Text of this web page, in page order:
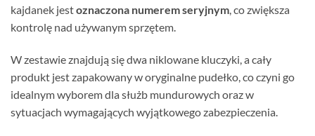
kajdanek jestoznaczona numerem seryjnym, co zwiększa
kontrolę nad używanym sprzętem.
W zestawie znajdują się dwa niklowane kluczyki, a cały
produkt jest zapakowany w oryginalne pudełko, co czyni go
idealnym wyborem dla służb mundurowych oraz w
sytuacjach wymagających wyjątkowego zabezpieczenia.